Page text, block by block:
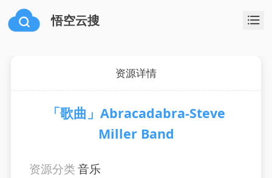
悟空云搜
资源详情
「歌曲」Abracadabra-Steve
Miller Band
资源分类音乐